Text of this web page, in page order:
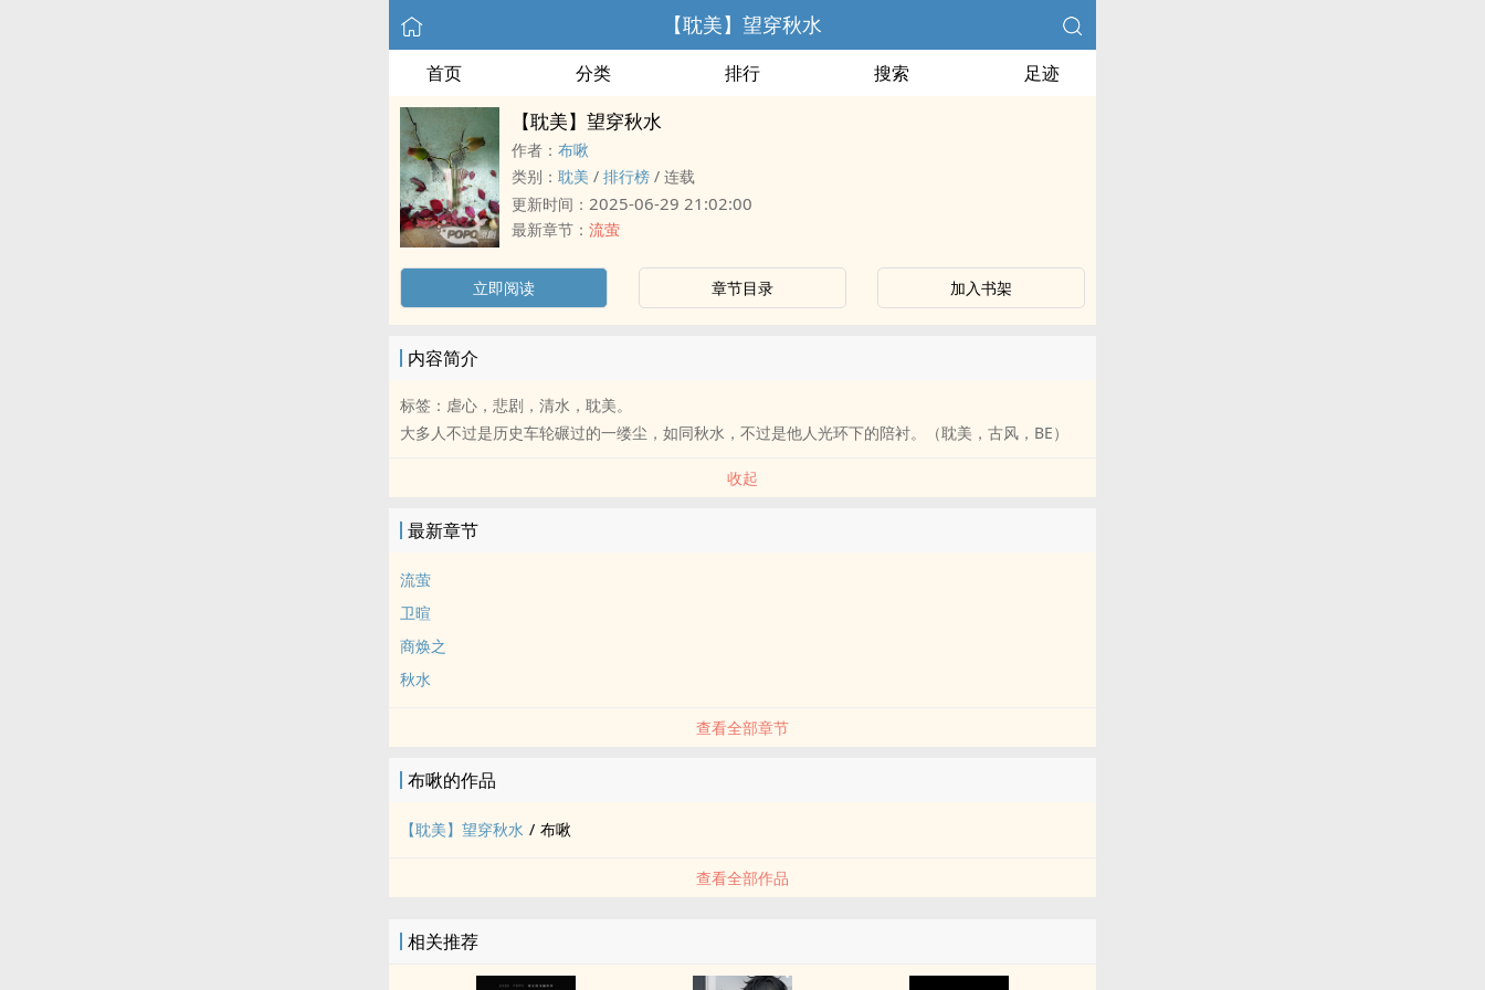
【‌耽‌美‍‎‌】望穿秋水
首页 分类 排行 搜索 足迹
【‌耽‌美‍‎‌】望穿秋水
作者： 布啾
类别： ‌耽‌美‍‎‌ / 排行榜 / 连载
更新时间： 2025-06-29 21:02:00
最新章节： 流萤
立即阅读 章节目录 加入书架
内容简介
标签：虐心，悲剧，清水，‌耽‌美‍‎‌。
大多人不过是历史车轮碾过的一缕尘，如同秋水，不过是他人光环下的陪衬。（‌耽‌美‍‎‌，古风，BE）
收起
最新章节
流萤
卫暄
商焕之
秋水
查看全部章节
布啾的作品
【‌耽‌美‍‎‌】望穿秋水 / 布啾
查看全部作品
相关推荐